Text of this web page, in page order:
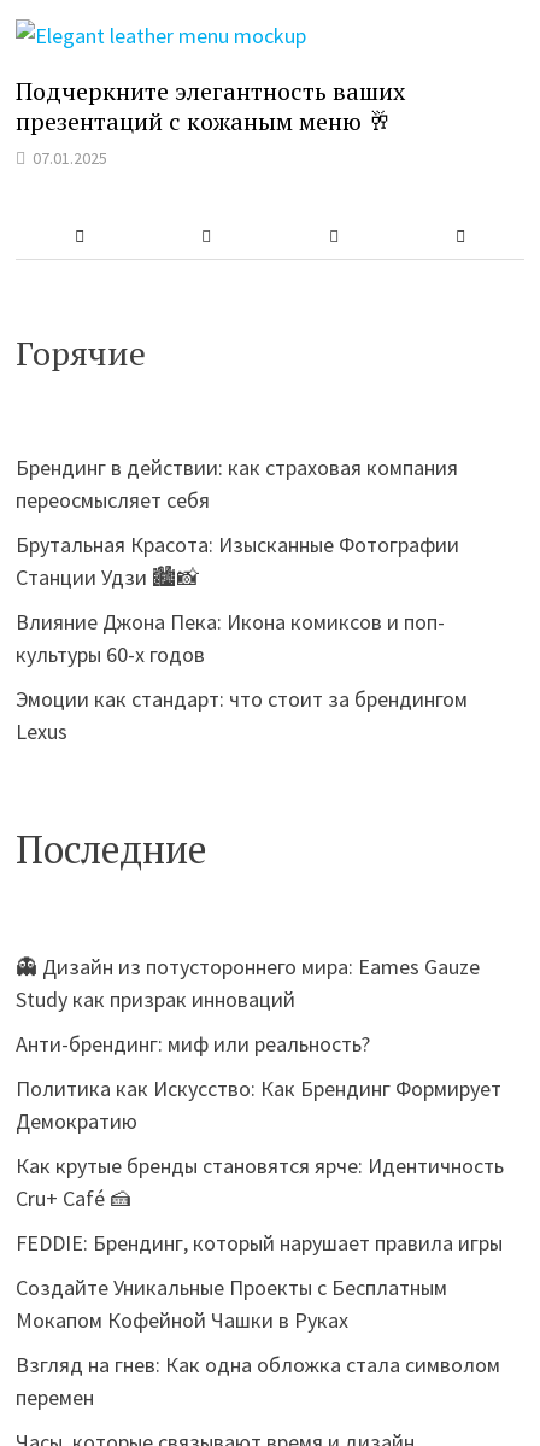
Подчеркните элегантность ваших
презентаций с кожаным меню 🥂
07.01.2025
Горячие
Брендинг в действии: как страховая компания
переосмысляет себя
Брутальная Красота: Изысканные Фотографии
Станции Удзи 🏙️📸
Влияние Джона Пека: Икона комиксов и поп-
культуры 60-х годов
Эмоции как стандарт: что стоит за брендингом
Lexus
Последние
👻 Дизайн из потустороннего мира: Eames Gauze
Study как призрак инноваций
Анти-брендинг: миф или реальность?
Политика как Искусство: Как Брендинг Формирует
Демократию
Как крутые бренды становятся ярче: Идентичность
Cru+ Café 🍰
FEDDIE: Брендинг, который нарушает правила игры
Создайте Уникальные Проекты с Бесплатным
Мокапом Кофейной Чашки в Руках
Взгляд на гнев: Как одна обложка стала символом
перемен